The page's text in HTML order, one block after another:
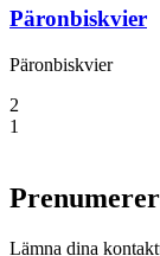
Päronbiskvier
Päronbiskvier
2
1
Lämna dina